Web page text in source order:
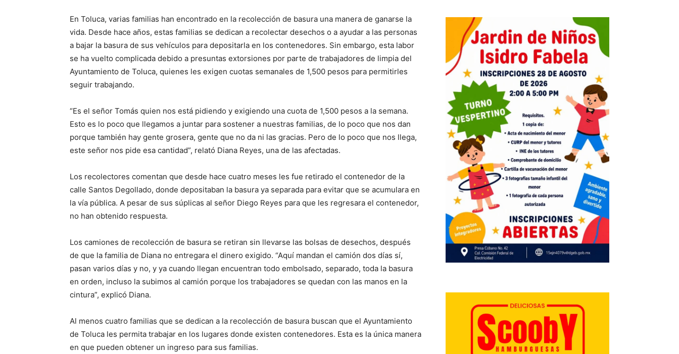
En Toluca, varias familias han encontrado en la recolección de basura una manera de ganarse la
vida. Desde hace años, estas familias se dedican a recolectar desechos o a ayudar a las personas
a bajar la basura de sus vehículos para depositarla en los contenedores. Sin embargo, esta labor
se ha vuelto complicada debido a presuntas extorsiones por parte de trabajadores de limpia del
Ayuntamiento de Toluca, quienes les exigen cuotas semanales de 1,500 pesos para permitirles
seguir trabajando.
“Es el señor Tomás quien nos está pidiendo y exigiendo una cuota de 1,500 pesos a la semana.
Esto es lo poco que llegamos a juntar para sostener a nuestras familias, de lo poco que nos dan
porque también hay gente grosera, gente que no da ni las gracias. Pero de lo poco que nos llega,
este señor nos pide esa cantidad”, relató Diana Reyes, una de las afectadas.
Los recolectores comentan que desde hace cuatro meses les fue retirado el contenedor de la
calle Santos Degollado, donde depositaban la basura ya separada para evitar que se acumulara en
la vía pública. A pesar de sus súplicas al señor Diego Reyes para que les regresara el contenedor,
no han obtenido respuesta.
Los camiones de recolección de basura se retiran sin llevarse las bolsas de desechos, después
de que la familia de Diana no entregara el dinero exigido. “Aquí mandan el camión dos días sí,
pasan varios días y no, y ya cuando llegan encuentran todo embolsado, separado, toda la basura
en orden, incluso la subimos al camión porque los trabajadores se quedan con las manos en la
cintura”, explicó Diana.
Al menos cuatro familias que se dedican a la recolección de basura buscan que el Ayuntamiento
de Toluca les permita trabajar en los lugares donde existen contenedores. Esta es la única manera
en que pueden obtener un ingreso para sus familias.